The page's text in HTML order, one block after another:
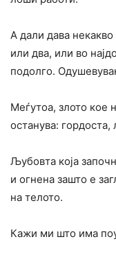
А дали дава
или два, или во
подолго.
Меѓутоа, злото кое
останува: гордоста,
Љубовта која
и огнена зашто е
на телото.
Кажи ми што има